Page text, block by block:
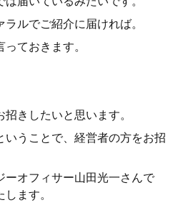
ルでご紹介に届ければ。
ておきます。
きしたいと思います。
いうことで、経営者の方をお招
ーオフィサー山田光一さんで
ます。